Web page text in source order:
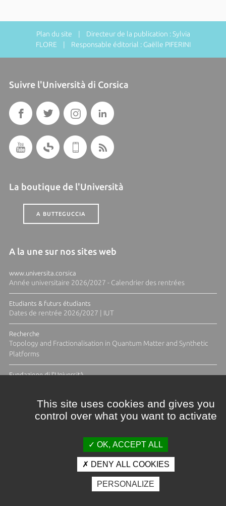
Plan du site | Directeur de la publication : Sylvia
FLORE | Responsable éditorial : Gaëlle PIFERINI
Suivre l'Università di Corsica
La boutique de l'Università
A BUTTEGUCCIA
A la une sur nos sites web
www.universita.corsica
Année universitaire 2026/2027 - Calendrier des rentrées
Etudiants & futurs étudiants
Dates de rentrée 2026/2027 | IUT
Recherche
Topology and Fractionalisation in Quantum Matter and Synthetic
Platforms
Fundazione di l'Università
Crédits et mentions légales
Espace presse
Photothèque
This site uses cookies and gives you
control over what you want to activate
OK, ACCEPT ALL
DENY ALL COOKIES
PERSONALIZE